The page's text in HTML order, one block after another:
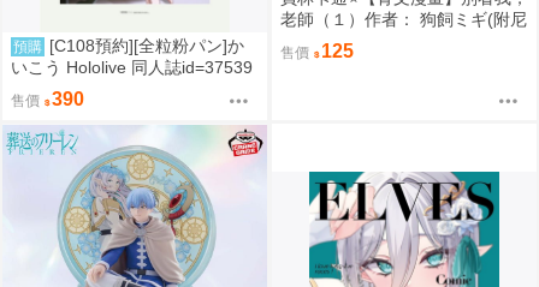
預購 [C108預約][全粒粉パン]か
いこう Hololive 同人誌id=37539
89
售價 390
老師（１）作者： 狗飼ミギ(附尼
采書套)
售價 125